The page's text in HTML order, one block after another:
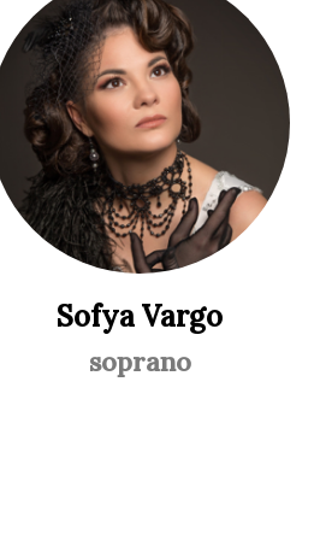
Sofya Vargo
soprano